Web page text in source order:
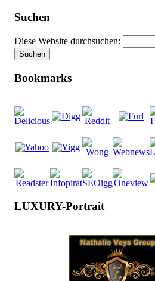
Suchen
Diese Website durchsuchen:
Bookmarks
LUXURY-Portrait